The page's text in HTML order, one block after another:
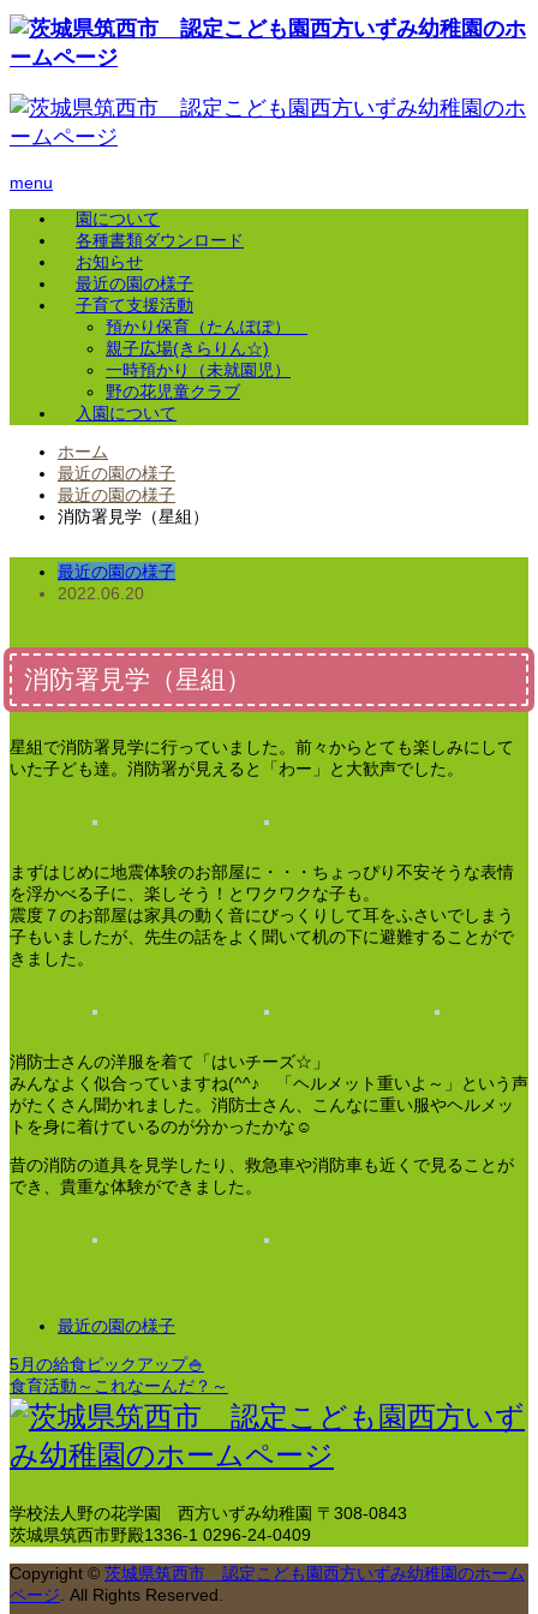
menu
園について
各種書類ダウンロード
お知らせ
最近の園の様子
子育て支援活動
預かり保育（たんぽぽ）
親子広場(きらりん☆)
一時預かり（未就園児）
野の花児童クラブ
入園について
ホーム
最近の園の様子
最近の園の様子
消防署見学（星組）
最近の園の様子
2022.06.20
消防署見学（星組）
星組で消防署見学に行っていました。前々からとても楽しみにして
いた子ども達。消防署が見えると「わー」と大歓声でした。
まずはじめに地震体験のお部屋に・・・ちょっぴり不安そうな表情
を浮かべる子に、楽しそう！とワクワクな子も。
震度７のお部屋は家具の動く音にびっくりして耳をふさいでしまう
子もいましたが、先生の話をよく聞いて机の下に避難することがで
きました。
消防士さんの洋服を着て「はいチーズ☆」
みんなよく似合っていますね(^^♪ 「ヘルメット重いよ～」という声
がたくさん聞かれました。消防士さん、こんなに重い服やヘルメッ
トを身に着けているのが分かったかな☺
昔の消防の道具を見学したり、救急車や消防車も近くで見ることが
でき、貴重な体験ができました。
最近の園の様子
5月の給食ピックアップ🍚
食育活動～これなーんだ？～
学校法人野の花学園 西方いずみ幼稚園 〒308-0843
茨城県筑西市野殿1336-1 0296-24-0409
Copyright © 茨城県筑西市 認定こども園西方いずみ幼稚園のホーム
ページ . All Rights Reserved.